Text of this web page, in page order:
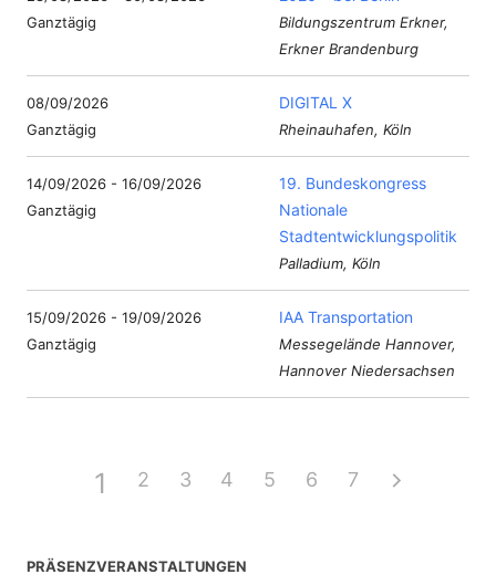
Ganztägig
Bildungszentrum Erkner,
Erkner Brandenburg
08/09/2026
Ganztägig
DIGITAL X
Rheinauhafen, Köln
14/09/2026 - 16/09/2026
Ganztägig
19. Bundeskongress
Nationale
Stadtentwicklungspolitik
Palladium, Köln
15/09/2026 - 19/09/2026
Ganztägig
IAA Transportation
Messegelände Hannover,
Hannover Niedersachsen
1 2 3 4 5 6 7
PRÄSENZVERANSTALTUNGEN